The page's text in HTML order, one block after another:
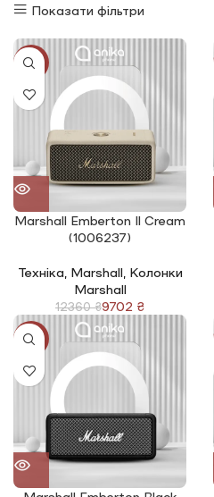
Показати фільтри
-22%
Marshall Emberton Il Cream
(1006237)
Техніка Marshall Колонки
Marshall
12360₴9702 ₴
-18%